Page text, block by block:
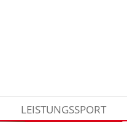
LEISTUNGSSPORT